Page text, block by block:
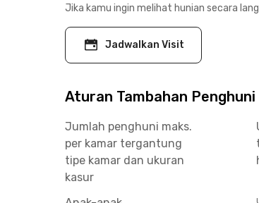
Jika kamu ingin melihat hunian secara
Jadwalkan Visit
Aturan Tambahan Penghuni
Jumlah penghuni maks.
per kamar tergantung
tipe kamar dan ukuran
kasur